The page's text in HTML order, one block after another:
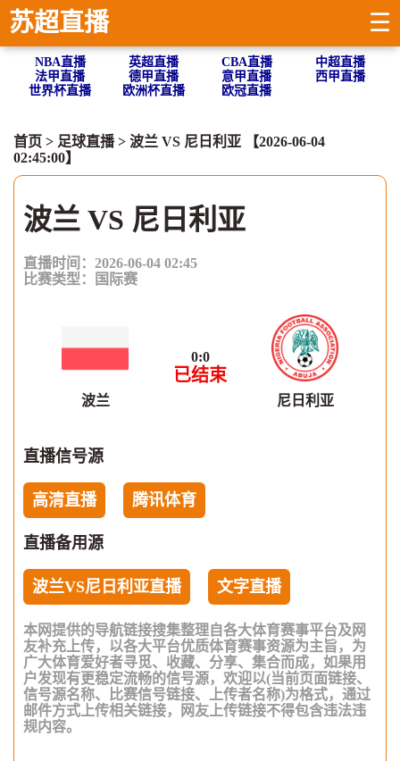
苏超直播 ☰
NBA直播 英超直播 CBA直播
中超直播
法甲直播
德甲直播 意甲直播
西甲直播
世界杯直播
欧洲杯直播 欧冠直播
首页 > 足球直播> 波兰 VS 尼日利亚 【2026-06-04
02:45:00】
波兰 VS 尼日利亚
直播时间：2026-06-04 02:45
比赛类型：
国际赛
波兰
0:0
已结束
尼日利亚
直播信号源
高清直播 腾讯体育
直播备用源
波兰VS尼日利亚直播 文字直播
本网提供的导航链接搜集整理自各大体育赛事平台及网
友补充上传，以各大平台优质体育赛事资源为主旨，为
广大体育爱好者寻觅、收藏、分享、集合而成，如果用
户发现有更稳定流畅的信号源，欢迎以(当前页面链接、
信号源名称、比赛信号链接、上传者名称)为格式，通过
邮件方式上传相关链接，网友上传链接不得包含违法违
规内容。